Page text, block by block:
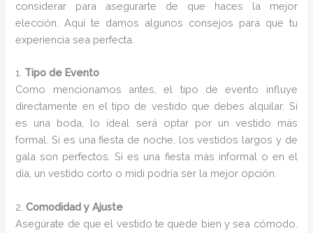
considerar para asegurarte de que haces la mejor
elección. Aquí te damos algunos consejos para que tu
experiencia sea perfecta.
1. Tipo de Evento
Como mencionamos antes, el tipo de evento influye
directamente en el tipo de vestido que debes alquilar. Si
es una boda, lo ideal será optar por un vestido más
formal. Si es una fiesta de noche, los vestidos largos y de
gala son perfectos. Si es una fiesta más informal o en el
día, un vestido corto o midi podría ser la mejor opción.
2.Comodidad y Ajuste
Asegúrate de que el vestido te quede bien y sea cómodo.